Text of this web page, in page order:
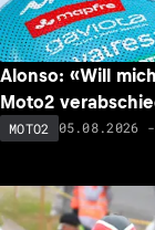
Alonso: «Will
Moto2
MOTO2 05.08.2026